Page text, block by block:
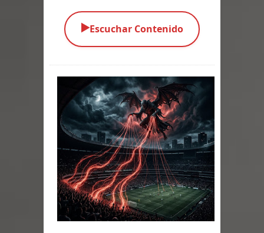
Parte 02: Los Muertos Gobiernan a
Parte 01: Escondido a Plena Luz
Parte 02: El Enemigo de mi Enemigo
Parte 06: Coletazos
Parte 05: Los Horrores del Infierno
Parte 04: Oídos Sordos
Parte 03: La Traición
▶️Escuchar Contenido